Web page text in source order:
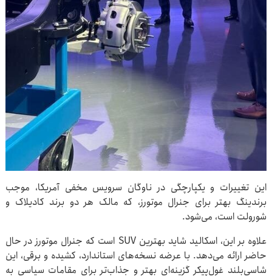
این تغییرات و یکپارچگی در ناوگان سرویس مخفی آمریکا، موجب
برندینگ بهتر برای جنرال موتورز، که مالک هر دو برند کادیلاک و
شورولت است، می‌شود.
علاوه بر این، اسکالید شاید بهترین SUV است که جنرال موتورز در حال
حاضر ارائه می‌دهد. با عرضه نسخه‌های استاندارد، کشیده و برقی، این
شاسی‌بلند غول‌پیکر گزینه‌ای بهتر و جذاب‌تر برای مقامات سیاسی به